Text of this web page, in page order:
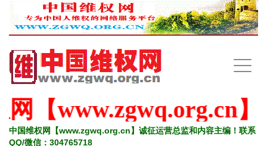
手
机
www.zgwq.org.cn】诚
中国维权网【www.zgwq.org.cn】诚征运营总监和内容主编！联系
QQ/微信：304765718